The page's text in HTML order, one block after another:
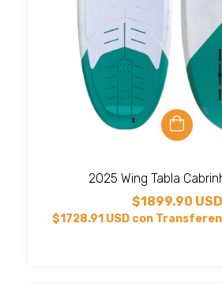
2025 Wing Tabla
$1899.90 USD
$1728.91 USD con